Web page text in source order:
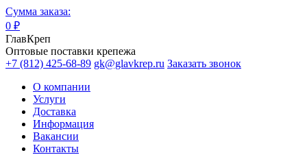
Сумма заказа:
0 ₽
ГлавКреп
Оптовые поставки крепежа
+7 (812) 425-68-89 gk@glavkrep.ru Заказать звонок
О компании
Услуги
Доставка
Информация
Вакансии
Контакты